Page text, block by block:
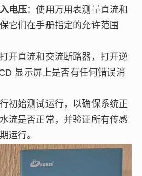
电压：使用万用表测量直流和
它们在手册指定的允许范围
开直流和交流断路器，打开逆
显示屏上是否有任何错误消
初始测试运行，以确保系统正
流是否正常，并验证所有传感
运行。